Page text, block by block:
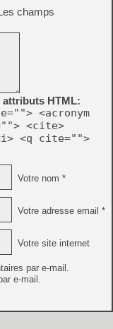
champs
attributs HTML:
<acronym
<cite>
<q cite="">
Votre nom *
Votre adresse email *
Votre site internet
par e-mail.
e-mail.